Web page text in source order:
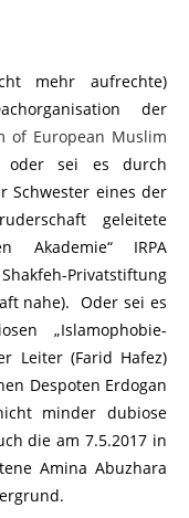
mehr aufrechte)
der
of European Muslim
oder sei es durch
Schwester eines der
geleitete
Akademie“ IRPA
Privatstiftung
nahe). Oder sei es
„Islamophobie-
Leiter (Farid Hafez)
Despoten Erdogan
minder dubiose
die am 7.5.2017 in
Amina Abuzhara